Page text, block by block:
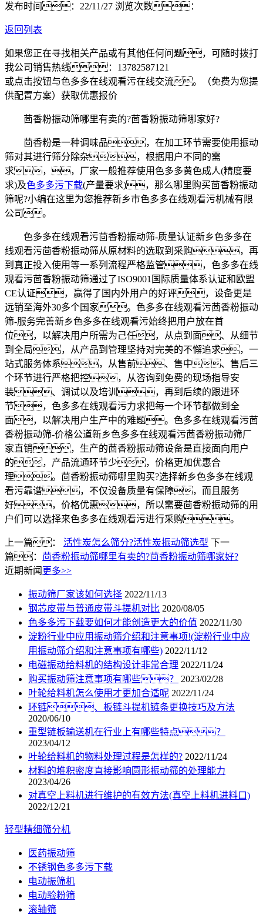
发布时间：22/11/27 浏览次数：
返回列表
如果您正在寻找相关产品或有其他任何问题，可随时拨打
我公司销售热线： 13782587121
或点击按钮与色多多在线观看污在线交流。（免费为您提
供配置方案） 获取优惠报价
茴香粉振动筛哪里有卖的?茴香粉振动筛哪家好?
茴香粉是一种调味品，在加工环节需要使用振动
筛对其进行筛分除杂，根据用户不同的需
求，，厂家一般推荐使用色多多黄色成人(精度要
求)及色多多污下载(产量要求)，那么哪里购买茴香粉振动
筛呢?小编在这里为您推荐新乡市色多多在线观看污机械有限
公司。
色多多在线观看污茴香粉振动筛-质量认证新乡色多多在
线观看污茴香粉振动筛从原材料的选取到采购，再
到真正投入使用等一系列流程严格监管，色多多在线
观看污茴香粉振动筛通过了ISO9001国际质量体系认证和欧盟
CE认证，赢得了国内外用户的好评，设备更是
远销至海外30多个国家。色多多在线观看污茴香粉振动
筛-服务完善新乡色多多在线观看污始终把用户放在首
位，以解决用户所需为己任，从点到面、从细节
到全局，从产品到管理坚持对完美的不懈追求，一
站式服务体系，从售前、售中、售后三
个环节进行严格把控，从咨询到免费的现场指导安
装、调试以及培训，再到后续的跟进环
节，色多多在线观看污力求把每一个环节都做到全
面，以解决用户生产中的难题。色多多在线观看污茴
香粉振动筛-价格公道新乡色多多在线观看污茴香粉振动筛厂
家直销，生产的茴香粉振动筛设备是直接面向用户
的，产品流通环节少，价格更加优惠合
理。茴香粉振动筛哪里购买?选择新乡色多多在线观
看污靠谱，不仅设备质量有保障，而且服务
好，价格优惠，所以需要茴香粉振动筛的用
户们可以选择来色多多在线观看污进行采购。
上一篇： 活性炭怎么筛分?活性炭振动筛选型 下一
篇： 茴香粉振动筛哪里有卖的?茴香粉振动筛哪家好?
近期新闻 更多>>
振动筛厂家该如何选择 2022/11/13
钢芯皮带与普通皮带斗提机对比 2020/08/05
色多多污下载要如何才能创造更大的价值 2022/11/30
淀粉行业中应用振动筛介绍和注意事项!(淀粉行业中应
用振动筛介绍和注意事项有哪些) 2022/11/12
电磁振动给料机的结构设计非常合理 2022/11/24
购买振动筛注意事项有哪些？
2023/02/28
叶轮给料机怎么使用才更加合适呢 2022/11/24
环链、板链斗提机链条更换技巧及方法
2020/06/10
重型链板输送机在行业上有哪些特点？
2023/04/12
叶轮给料机的物料处理过程是怎样的? 2022/11/24
材料的堆积密度直接影响圆形振动筛的处理能力
2023/04/26
对真空上料机进行维护的有效方法(真空上料机进料口)
2022/12/21
轻型精细筛分机
医药振动筛
不锈钢色多多污下载
电动振筛机
电动验粉筛
滚轴筛